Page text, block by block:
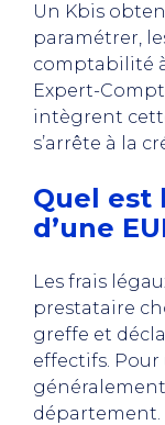
Un Kbis
paramétrer,
comptabilité
Expert-
intègrent
s’arrête à la
Quel est
d’une
Les frais
prestataire
greffe et
effectifs. Pour
département.